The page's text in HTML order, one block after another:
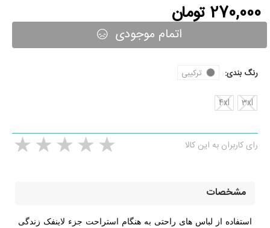
270,000 تومان
اتمام موجودی
رنگ بندی: ترکیبی
3xl
4xl
رای کاربران به این کالا
مشخصات
استفاده از لباس های راحتی به هنگام استراحت جزء لاینفک زندگی